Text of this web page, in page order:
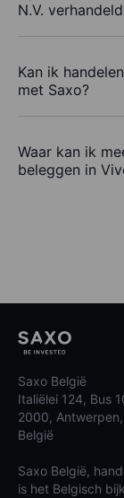
N.V.
Kan ik
met Saxo?
Waar kan ik
beleggen in
Saxo België
Italiëlei 124, Bus
2000, Antwerpen,
België
Saxo België,
is het Belgisch